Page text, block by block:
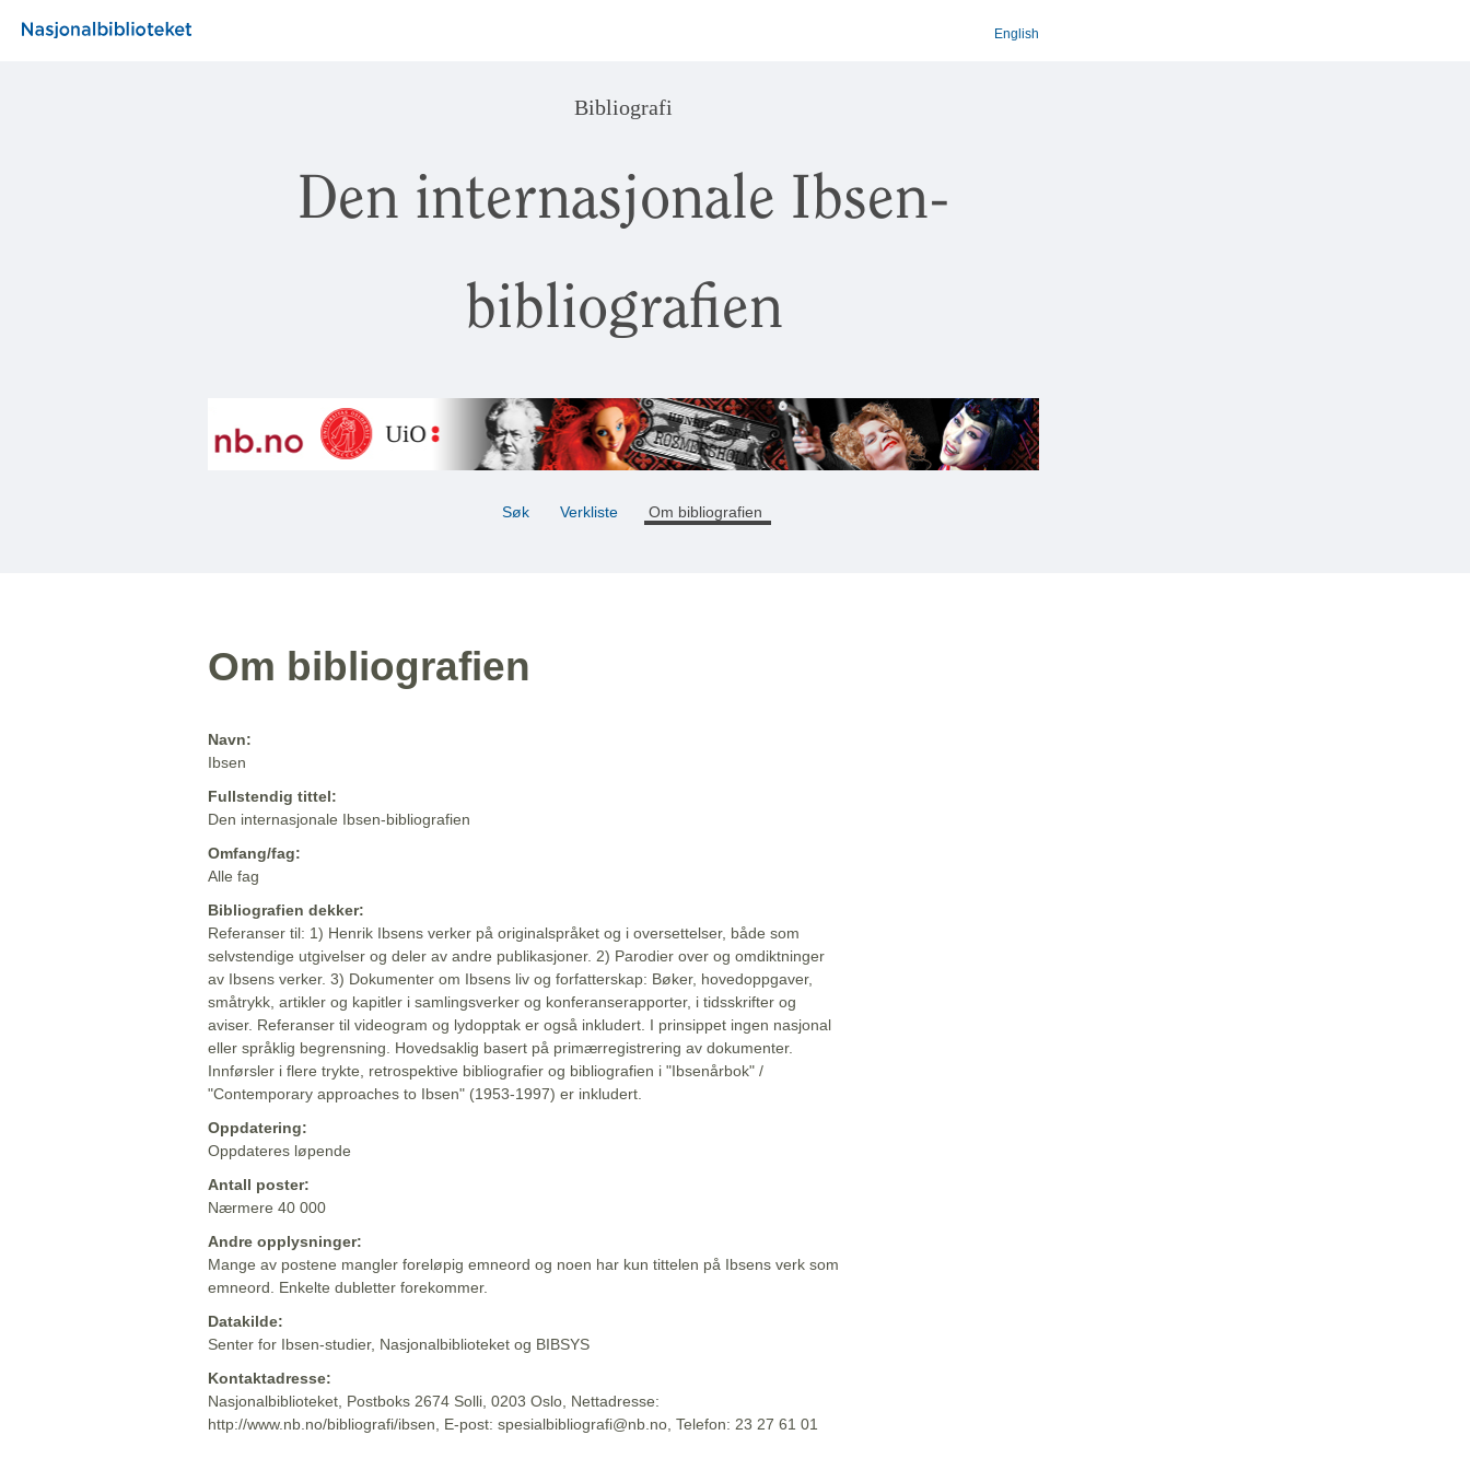
English
Bibliografi
Den internasjonale Ibsen-
bibliografien
Søk Verkliste Om bibliografien
Om bibliografien
Navn:
Ibsen
Fullstendig tittel:
Den internasjonale Ibsen-bibliografien
Omfang/fag:
Alle fag
Bibliografien dekker:
Referanser til: 1) Henrik Ibsens verker på originalspråket og i oversettelser, både som
selvstendige utgivelser og deler av andre publikasjoner. 2) Parodier over og omdiktninger
av Ibsens verker. 3) Dokumenter om Ibsens liv og forfatterskap: Bøker, hovedoppgaver,
småtrykk, artikler og kapitler i samlingsverker og konferanserapporter, i tidsskrifter og
aviser. Referanser til videogram og lydopptak er også inkludert. I prinsippet ingen nasjonal
eller språklig begrensning. Hovedsaklig basert på primærregistrering av dokumenter.
Innførsler i flere trykte, retrospektive bibliografier og bibliografien i "Ibsenårbok" /
"Contemporary approaches to Ibsen" (1953-1997) er inkludert.
Oppdatering:
Oppdateres løpende
Antall poster:
Nærmere 40 000
Andre opplysninger:
Mange av postene mangler foreløpig emneord og noen har kun tittelen på Ibsens verk som
emneord. Enkelte dubletter forekommer.
Datakilde:
Senter for Ibsen-studier, Nasjonalbiblioteket og BIBSYS
Kontaktadresse:
Nasjonalbiblioteket, Postboks 2674 Solli, 0203 Oslo, Nettadresse:
http://www.nb.no/bibliografi/ibsen, E-post: spesialbibliografi@nb.no, Telefon: 23 27 61 01